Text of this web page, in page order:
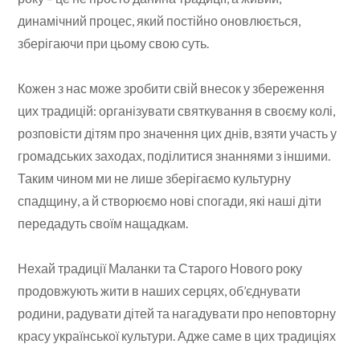
динамічний процес, який постійно оновлюється,
зберігаючи при цьому свою суть.
Кожен з нас може зробити свій внесок у збереження
цих традицій: організувати святкування в своєму колі,
розповісти дітям про значення цих днів, взяти участь у
громадських заходах, поділитися знаннями з іншими.
Таким чином ми не лише зберігаємо культурну
спадщину, а й створюємо нові спогади, які наші діти
передадуть своїм нащадкам.
Нехай традиції Маланки та Старого Нового року
продовжують жити в наших серцях, об’єднувати
родини, радувати дітей та нагадувати про неповторну
красу української культури. Адже саме в цих традиціях